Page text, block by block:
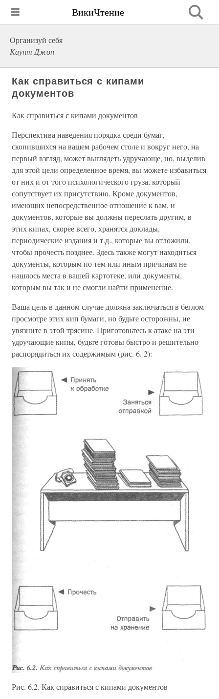
ВикиЧтение
Организуй себя
Каунт Джон
Как справиться с кипами
документов
Как справиться с кипами документов
Перспектива наведения порядка среди бумаг,
скопившихся на вашем рабочем столе и вокруг него, на
первый взгляд, может выглядеть удручающе, но, выделив
для этой цели определенное время, вы можете избавиться
от них и от того психологического груза, который
сопутствует их присутствию. Кроме документов,
имеющих непосредственное отношение к вам, и
документов, которые вы должны переслать другим, в
этих кипах, скорее всего, хранятся доклады,
периодические издания и т.д., которые вы отложили,
чтобы прочесть позднее. Здесь также могут находиться
документы, которым по тем или иным причинам не
нашлось места в вашей картотеке, или документы,
которым вы так и не смогли найти применение.
Ваша цель в данном случае должна заключаться в беглом
просмотре этих кип бумаги, но будьте осторожны, не
увязните в этой трясине. Приготовьтесь к атаке на эти
удручающие кипы, будьте готовы быстро и решительно
распорядиться их содержимым (рис. 6. 2):
Рис. 6.2. Как справиться с кипами документов